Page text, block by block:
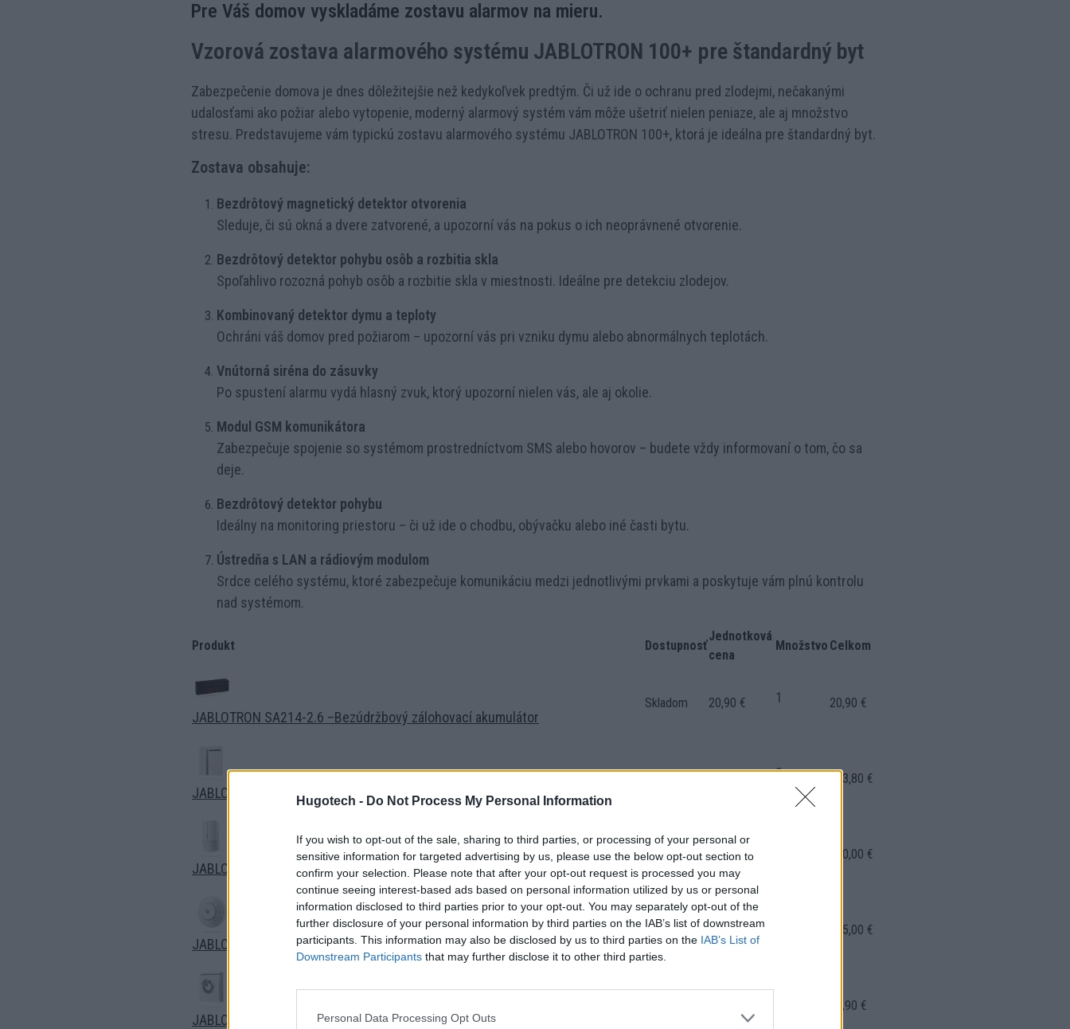
Hugotech - Do Not Process My Personal Information
If you wish to opt-out of the sale, sharing to third parties, or processing of your personal or
sensitive information for targeted advertising by us, please use the below opt-out section to
confirm your selection. Please note that after your opt-out request is processed you may
continue seeing interest-based ads based on personal information utilized by us or personal
information disclosed to third parties prior to your opt-out. You may separately opt-out of the
further disclosure of your personal information by third parties on the IAB’s list of downstream
participants. This information may also be disclosed by us to third parties on the IAB’s List of
Downstream Participants that may further disclose it to other third parties.
Personal Data Processing Opt Outs
Pre Váš domov vyskladáme zostavu alarmov na mieru.
Vzorová zostava alarmového systému JABLOTRON 100+ pre štandardný byt
Zabezpečenie domova je dnes dôležitejšie než kedykoľvek predtým. Či už ide o ochranu pred zlodejmi, nečakanými
udalosťami ako požiar alebo vytopenie, moderný alarmový systém vám môže ušetriť nielen peniaze, ale aj množstvo
stresu. Predstavujeme vám typickú zostavu alarmového systému JABLOTRON 100+, ktorá je ideálna pre štandardný byt.
Zostava obsahuje:
Bezdrôtový magnetický detektor otvorenia
Sleduje, či sú okná a dvere zatvorené, a upozorní vás na pokus o ich neoprávnené otvorenie.
Bezdrôtový detektor pohybu osôb a rozbitia skla
Spoľahlivo rozozná pohyb osôb a rozbitie skla v miestnosti. Ideálne pre detekciu zlodejov.
Kombinovaný detektor dymu a teploty
Ochráni váš domov pred požiarom – upozorní vás pri vzniku dymu alebo abnormálnych teplotách.
Vnútorná siréna do zásuvky
Po spustení alarmu vydá hlasný zvuk, ktorý upozorní nielen vás, ale aj okolie.
Modul GSM komunikátora
Zabezpečuje spojenie so systémom prostredníctvom SMS alebo hovorov – budete vždy informovaní o tom, čo sa
deje.
Bezdrôtový detektor pohybu
Ideálny na monitoring priestoru – či už ide o chodbu, obývačku alebo iné časti bytu.
Ústredňa s LAN a rádiovým modulom
Srdce celého systému, ktoré zabezpečuje komunikáciu medzi jednotlivými prvkami a poskytuje vám plnú kontrolu
nad systémom.
Produkt Dostupnosť
Jednotková
cena
Množstvo Celkom
JABLOTRON SA214-2.6 –Bezúdržbový zálohovací akumulátor
Skladom 20,90 € 1 20,90 €
JABLOTRON JA-151M – Bezdrôtový detektor otvorenia okien a dverí
2 113,80 €
JABLOTRON JA-180PB – Kombinovaný detektor pohybu a rozbití skla
Skladom 115,00 € 230,00 €
JABLOTRON JA-151ST-A Kombinovaný detektor dymu a teploty
Skladom 125,00 € 125,00 €
JABLOTRON JA-152A – Bezdrôtová vnútorná siréna
96,90 €